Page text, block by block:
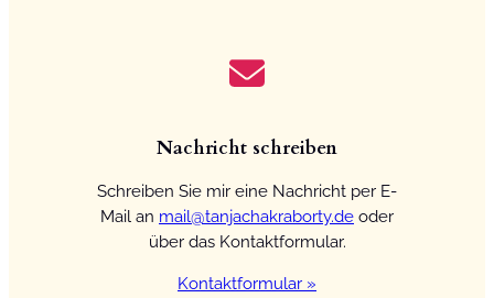
Nachricht schreiben
Schreiben Sie mir eine Nachricht per E-
Mail an mail@tanjachakraborty.de oder
über das Kontaktformular.
Kontaktformular »